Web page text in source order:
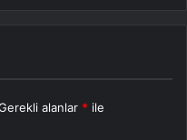
alanlar * ile